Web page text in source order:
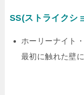
SS(ストライクシ
ホーリーナイト
最初に触れた壁